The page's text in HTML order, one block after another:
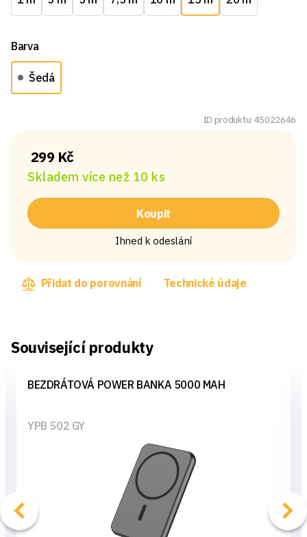
Barva
Šedá
ID produktu: 45022646
299 Kč
Skladem více než 10 ks
Koupit
Ihned k odeslání
Přidat do porovnání Technické údaje
Související produkty
BEZDRÁTOVÁ POWER BANKA 5000 MAH
YPB 502 GY